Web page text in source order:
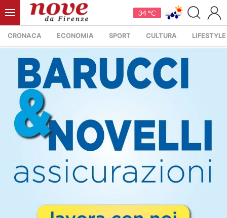
34 °C
CRONACA ECONOMIA SPORT CULTURA LIFESTYLE